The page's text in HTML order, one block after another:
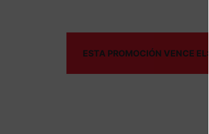
ESTA PROMOCIÓN VENCE EL: